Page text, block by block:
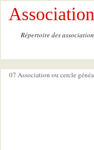
Répertoire des
07 Association ou cercle